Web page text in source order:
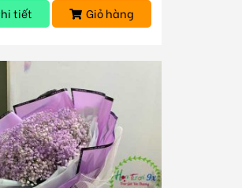
tiết Giỏ hàng